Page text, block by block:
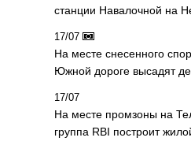
станции Навалочной на
17/07
На месте снесенного
Южной дороге высадят
17/07
На месте промзоны на
группа RBI построит